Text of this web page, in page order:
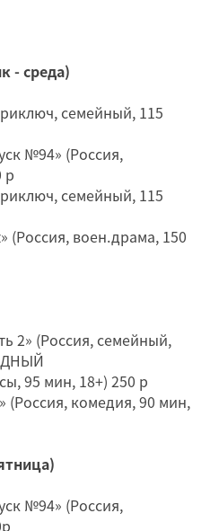
- среда)
семейный, 115
№94» (Россия,
р
семейный, 115
(Россия, воен.драма, 150
2» (Россия, семейный,
95 мин, 18+) 250 р
(Россия, комедия, 90 мин,
№94» (Россия,